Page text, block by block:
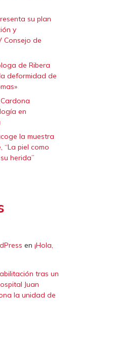
su plan
y
Consejo de
de Ribera
deformidad de
en
la muestra
“La piel como
herida”
en ¡Hola,
tras un
Juan
la unidad de